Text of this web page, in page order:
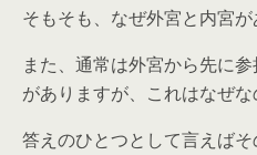
そもそも、なぜ外宮と内宮が
また、通常は外宮から先に
がありますが、これはなぜな
答えのひとつとして言えば